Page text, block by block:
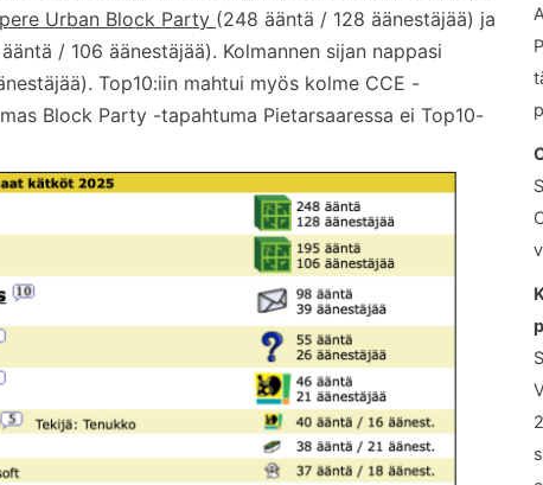
Urban Block Party (248 ääntä / 128 äänestäjää) ja
/ 106 äänestäjää). Kolmannen sijan nappasi
Top10:iin mahtui myös kolme CCE -
Block Party -tapahtuma Pietarsaaressa ei Top10-